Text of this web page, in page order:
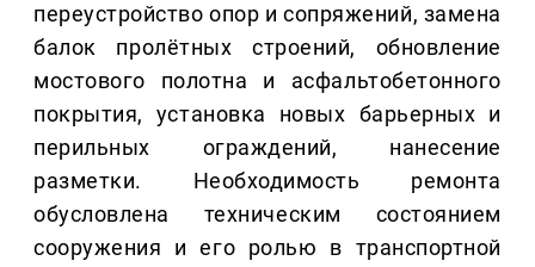
переустройство опор и сопряжений, замена
балок пролётных строений, обновление
мостового полотна и асфальтобетонного
покрытия, установка новых барьерных и
перильных ограждений, нанесение
разметки. Необходимость ремонта
обусловлена техническим состоянием
сооружения и его ролью в транспортной